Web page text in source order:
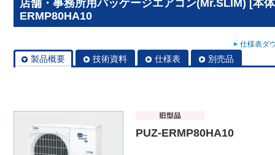
店舗・事務所用パッケージエアコン(Mr.SLIM) [本
ERMP80HA10
仕様表ダ
製品概要 技術資料 仕様表 別売品
PUZ-ERMP80HA10